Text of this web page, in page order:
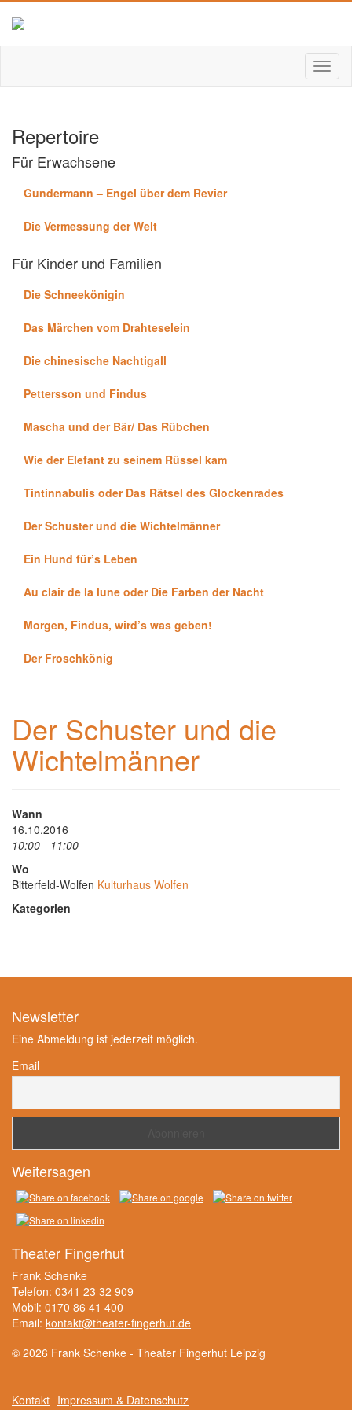
Repertoire
Für Erwachsene
Gundermann – Engel über dem Revier
Die Vermessung der Welt
Für Kinder und Familien
Die Schneekönigin
Das Märchen vom Drahteselein
Die chinesische Nachtigall
Pettersson und Findus
Mascha und der Bär/ Das Rübchen
Wie der Elefant zu seinem Rüssel kam
Tintinnabulis oder Das Rätsel des Glockenrades
Der Schuster und die Wichtelmänner
Ein Hund für’s Leben
Au clair de la lune oder Die Farben der Nacht
Morgen, Findus, wird’s was geben!
Der Froschkönig
Der Schuster und die
Wichtelmänner
Wann
16.10.2016
10:00 - 11:00
Wo
Bitterfeld-Wolfen Kulturhaus Wolfen
Kategorien
Newsletter
Eine Abmeldung ist jederzeit möglich.
Email
Weitersagen
Theater Fingerhut
Frank Schenke
Telefon: 0341 23 32 909
Mobil: 0170 86 41 400
Email: kontakt@theater-fingerhut.de
© 2026 Frank Schenke - Theater Fingerhut Leipzig
Kontakt Impressum & Datenschutz